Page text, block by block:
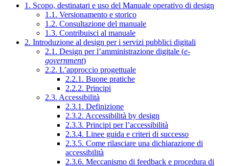
1. Scopo, destinatari e uso del Manuale operativo di design
1.1. Versionamento e storico
1.2. Consultazione del manuale
1.3. Contribuisci al manuale
2. Introduzione al design per i servizi pubblici digitali
2.1. Design per l’amministrazione digitale (e-
government)
2.2. L’approccio progettuale
2.2.1. Buone pratiche
2.2.2. Principi
2.3. Accessibilità
2.3.1. Definizione
2.3.2. Accessibilità by design
2.3.3. Principi per l’accessibilità
2.3.4. Linee guida e criteri di successo
2.3.5. Come rilasciare una dichiarazione di
accessibilità
2.3.6. Meccanismo di feedback e procedura di